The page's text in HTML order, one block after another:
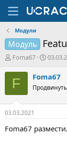
Модули
Модуль
А
т
о
т
е
м
ы
Foma67
Д
т
н
а
л
F Foma67
03.03.2021
Foma67